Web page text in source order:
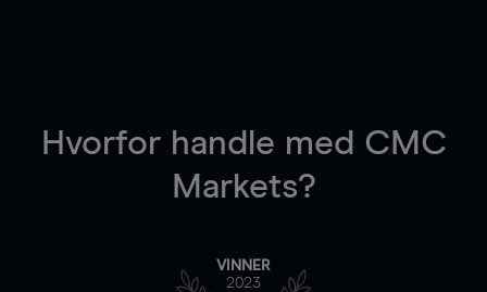
Hvorfor handle med CMC
Markets?
VINNER
2023